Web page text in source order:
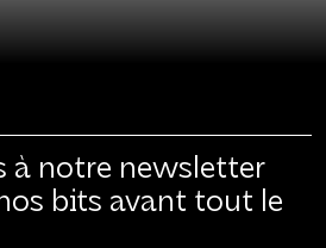
à notre newsletter
bits avant tout le